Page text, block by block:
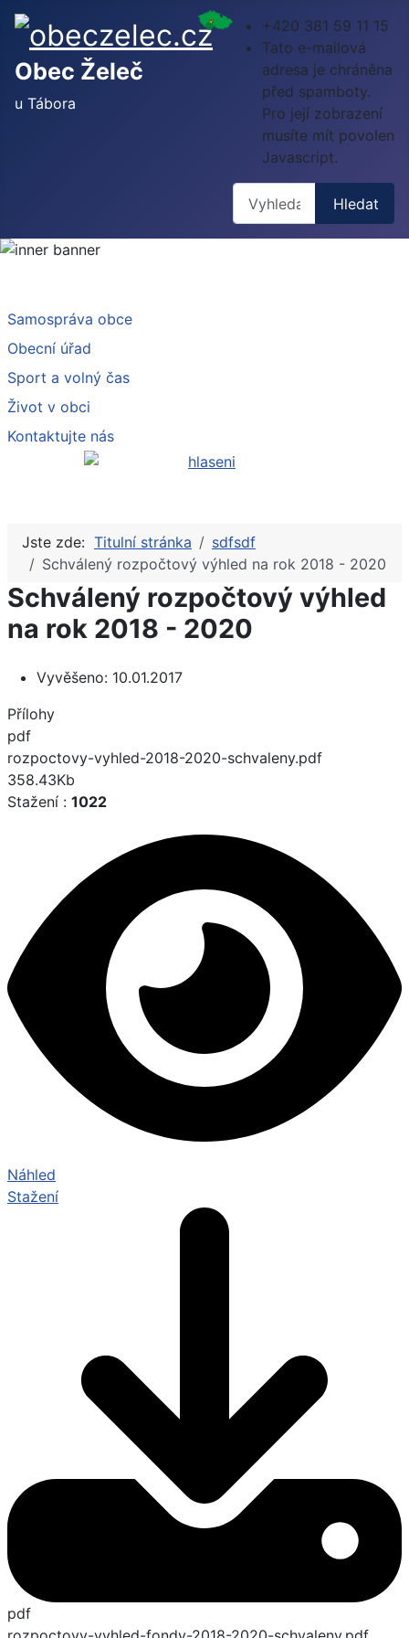
Obec Želeč
u Tábora
+420 381 59 11 15
Tato e-mailová
adresa je chráněna
před spamboty.
Pro její zobrazení
musíte mít povolen
Javascript.
Hledat
Samospráva obce
Obecní úřad
Sport a volný čas
Život v obci
Kontaktujte nás
Jste zde: Titulní stránka
sdfsdf
Schválený rozpočtový výhled na rok 2018 - 2020
Schválený rozpočtový výhled
na rok 2018 - 2020
Vyvěšeno: 10.01.2017
Přílohy
pdf
rozpoctovy-vyhled-2018-2020-schvaleny.pdf
358.43Kb
Stažení : 1022
Náhled
Stažení
pdf